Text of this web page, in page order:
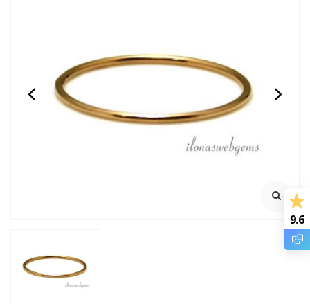
Vermeil hangertje met
Amethist
Ca. 14.5x8x4.5mm
14/20 Gold filled
gesloten oog/ring ca.
Binnenmaat 17.5mm
€14,95
9.6